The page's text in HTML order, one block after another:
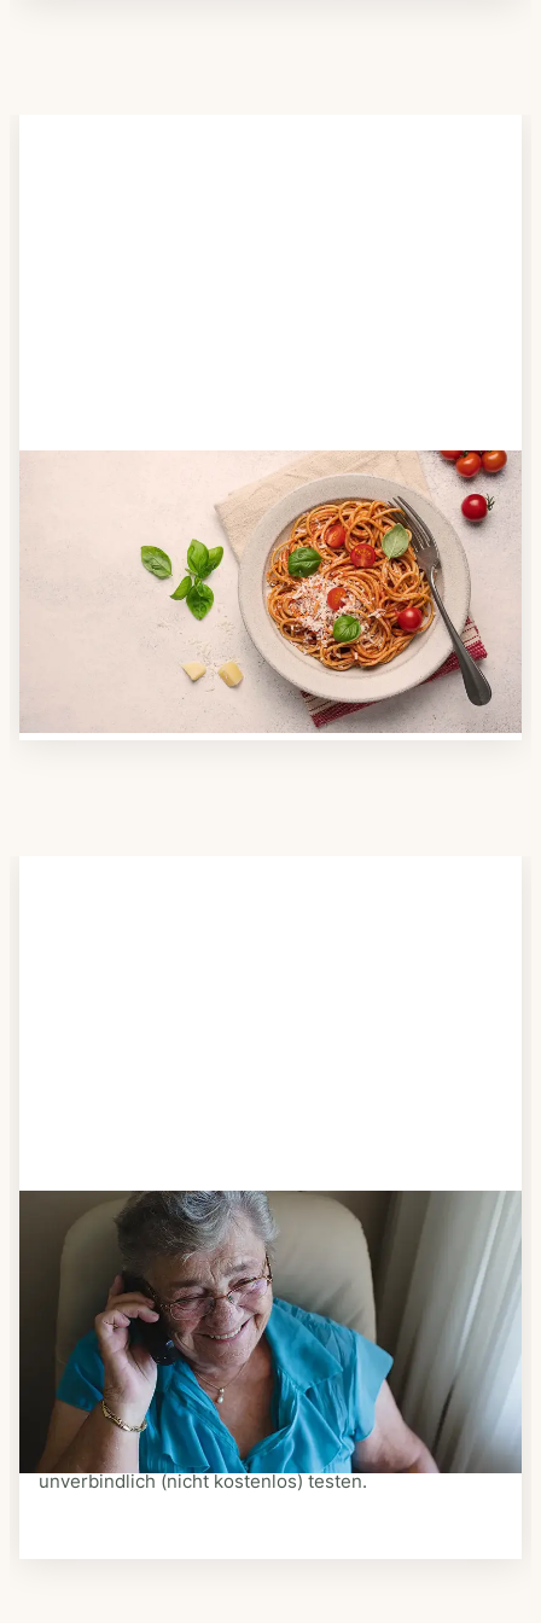
Anbieter finden
Nutzen Sie unsere große Mahlzeiten-Dienst-Suche,
um herauszufinden, welche Anbieter es in Ihrer
Region gibt und welcher am besten zu Ihnen passt.
Verschaffen Sie sich auch einen Überblick über die
Essen auf Rädern-Kosten.
Schritt 3
Bestellen & liefern lassen
Suchen Sie sich aus dem Speiseplan Ihres Anbieters
aus, was Ihnen schmeckt. Bestellen Sie telefonisch,
schriftlich oder im Online-Shop Ihres Anbieters.
Ein Kurier liefert Ihnen das bestellte Essen zum
vereinbarten Zeitpunkt nach Hause. Bei vielen
Anbietern können Sie Essen auf Rädern auch
unverbindlich (nicht kostenlos) testen.